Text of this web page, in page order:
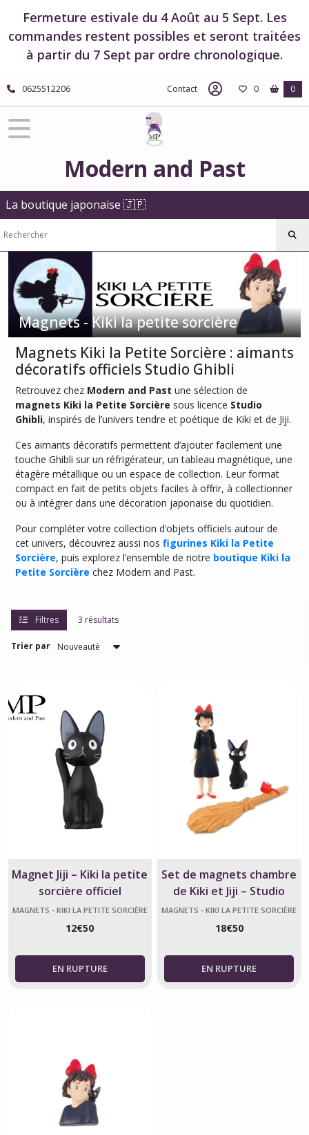
Fermeture estivale du 4 Août au 5 Sept. Les
commandes restent possibles et seront traitées
à partir du 7 Sept par ordre chronologique.
0625512206 Contact 0 0
Modern and Past
La boutique japonaise 🇯🇵
Magnets - Kiki la petite sorcière
Magnets Kiki la Petite Sorcière : aimants
décoratifs officiels Studio Ghibli
Retrouvez chez Modern and Past une sélection de
magnets Kiki la Petite Sorcière sous licence Studio
Ghibli, inspirés de l’univers tendre et poétique de Kiki et de Jiji.
Ces aimants décoratifs permettent d’ajouter facilement une
touche Ghibli sur un réfrigérateur, un tableau magnétique, une
étagère métallique ou un espace de collection. Leur format
compact en fait de petits objets faciles à offrir, à collectionner
ou à intégrer dans une décoration japonaise du quotidien.
Pour compléter votre collection d’objets officiels autour de
cet univers, découvrez aussi nos figurines Kiki la Petite
Sorcière, puis explorez l’ensemble de notre boutique Kiki la
Petite Sorcière chez Modern and Past.
Filtres 3 résultats
Trier par
Magnet Jiji – Kiki la petite
sorcière officiel
MAGNETS - KIKI LA PETITE SORCIÈRE
12€50
Set de magnets chambre
de Kiki et Jiji – Studio
Ghibli
MAGNETS - KIKI LA PETITE SORCIÈRE
18€50
Fermer
FILTRES
Tous
Boutique
Studio
petite
sorcière
Magnets
-
Kiki
la
petite
sorcière
Afficher
les